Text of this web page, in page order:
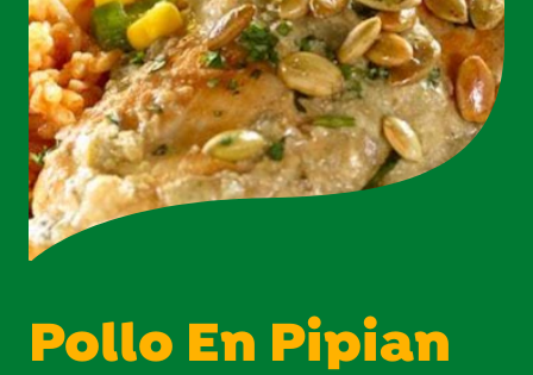
Pollo En Pipian